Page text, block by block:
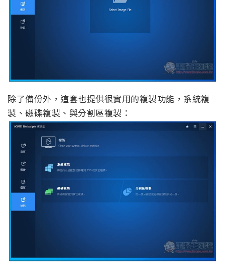
除了備份外，這套也提供很實用的複製功能，系統複
製、磁碟複製、與分割區複製：